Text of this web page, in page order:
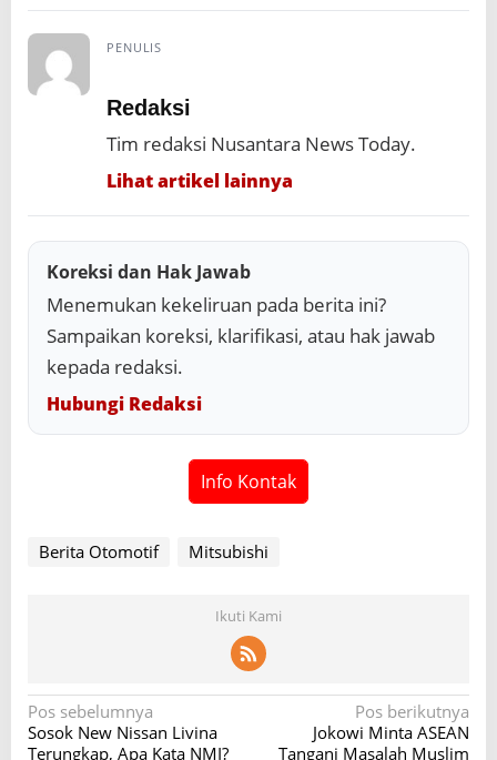
PENULIS
Redaksi
Tim redaksi Nusantara News Today.
Lihat artikel lainnya
Koreksi dan Hak Jawab
Menemukan kekeliruan pada berita ini?
Sampaikan koreksi, klarifikasi, atau hak jawab
kepada redaksi.
Hubungi Redaksi
Info Kontak
Berita Otomotif Mitsubishi
Ikuti Kami
N
a
Pos sebelumnya
Sosok New Nissan Livina
Terungkap, Apa Kata NMI?
Pos berikutnya
Jokowi Minta ASEAN
Tangani Masalah Muslim